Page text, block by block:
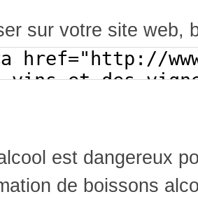
sur votre site web,
est dangereux
de boissons